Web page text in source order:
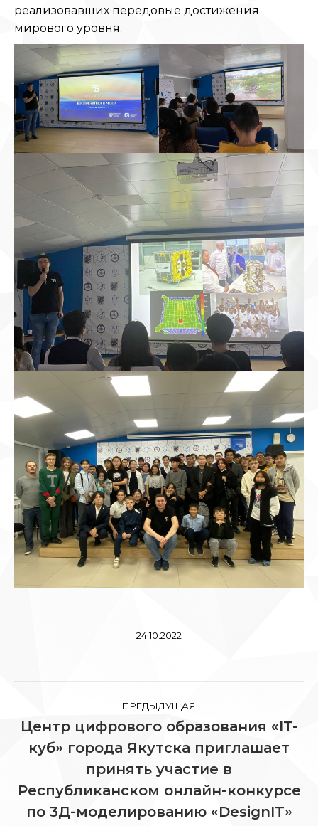
реализовавших передовые достижения
мирового уровня.
24.10.2022
Навигация
по
записям
ПРЕДЫДУЩАЯ
Предыдущая
запись:
Центр цифрового образования «IT-
куб» города Якутска приглашает
принять участие в
Республиканском онлайн-конкурсе
по 3Д-моделированию «DesignIT»